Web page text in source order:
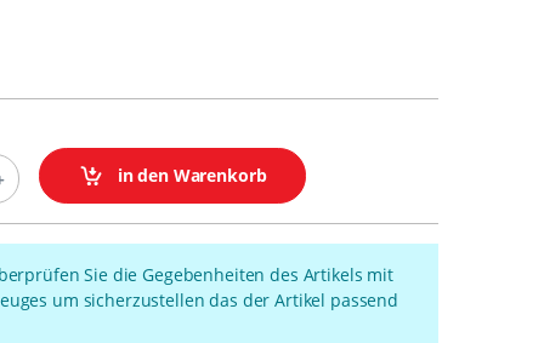
in den Warenkorb
Sie die Gegebenheiten des Artikels mit
um sicherzustellen das der Artikel passend